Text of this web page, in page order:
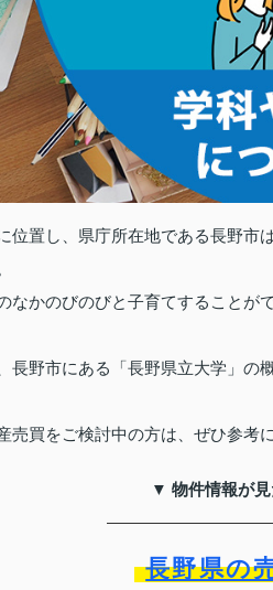
位置し、県庁所在地である長野市
なかのびのびと子育てすることが
長野市にある「長野県立大学」の
売買をご検討中の方は、ぜひ参考
▼ 物件情報が
長野県の